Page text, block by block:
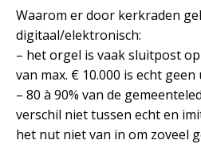
Waarom er door kerkraden
digitaal/elektronisch:
– het orgel is vaak sluitpost
van max. € 10.000 is echt
– 80 à 90% van de
verschil niet tussen echt en
het nut niet van in om zoveel